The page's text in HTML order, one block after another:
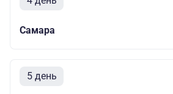
Самара
5 день